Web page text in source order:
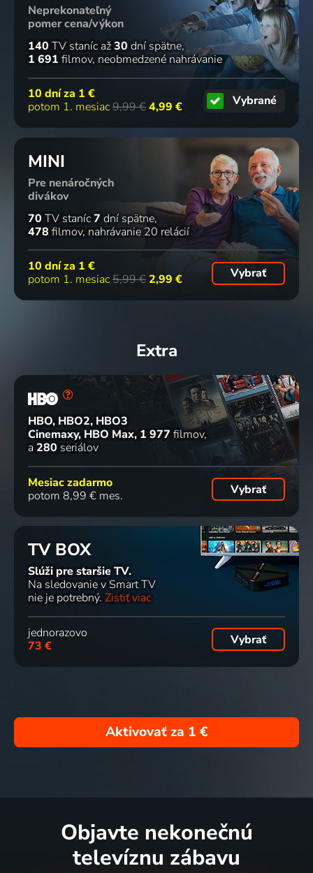
Neprekonateľný
pomer cena/výkon
140 TV staníc až30 dní spätne
1 691 filmov neobmedzené nahrávanie
10 dní za 1 €
potom 1. mesiac9,99 €4,99 € Vybrané
MINI
Pre nenáročných
divákov
70 TV staníc7 dní spätne
478 filmov nahrávanie 20 relácií
10 dní za 1 €
potom 1. mesiac5,99 € 2,99 € Vybrať
Extra
HBO, HBO2, HBO3
Cinemaxy, HBO Max 1 977 filmov
a 280 seriálov
Mesiac zadarmo
potom 8,99 € mes.
Vybrať
TV BOX
Slúži pre staršie TV.
Na sledovanie v Smart TV
nie je potrebný. Zistiť viac
jednorazovo
73 €
Vybrať
Aktivovať za 1 €
Objavte nekonečnú
televíznu zábavu